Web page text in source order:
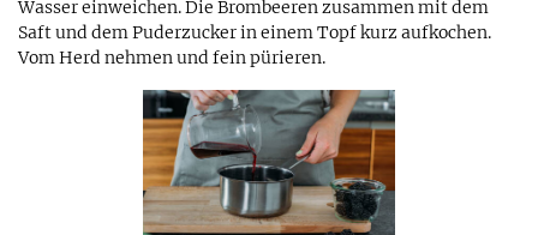
Wasser einweichen. Die Brombeeren zusammen mit dem
Saft und dem Puderzucker in einem Topf kurz aufkochen.
Vom Herd nehmen und fein pürieren.